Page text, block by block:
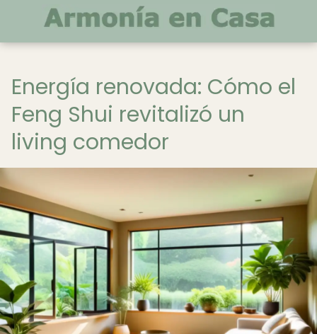
Energía renovada: Cómo el
Feng Shui revitalizó un
living comedor